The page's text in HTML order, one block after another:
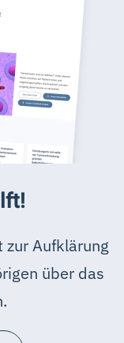
zur Aufklärung
über das